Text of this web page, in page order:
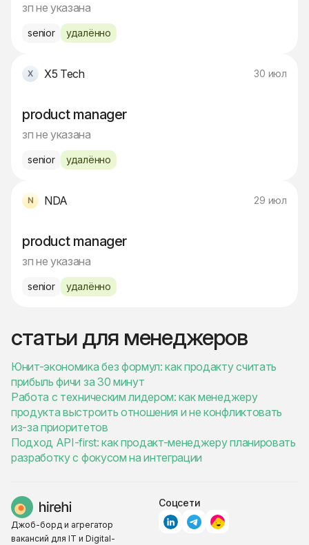
зп не указана
senior удалённо
Х5 Tech 30 июл
product manager
зп не указана
senior удалённо
NDA 29 июл
product manager
зп не указана
senior удалённо
статьи для менеджеров
Юнит-экономика без формул: как продакту считать
прибыль фичи за 30 минут
Работа с техническим лидером: как менеджеру
продукта выстроить отношения и не конфликтовать
из-за приоритетов
Подход API-first: как продакт-менеджеру планировать
разработку с фокусом на интеграции
Джоб-борд и агрегатор
вакансий для IT и Digital-
Соцсети